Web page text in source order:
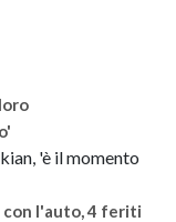
'è il momento
con l'auto, 4 feriti